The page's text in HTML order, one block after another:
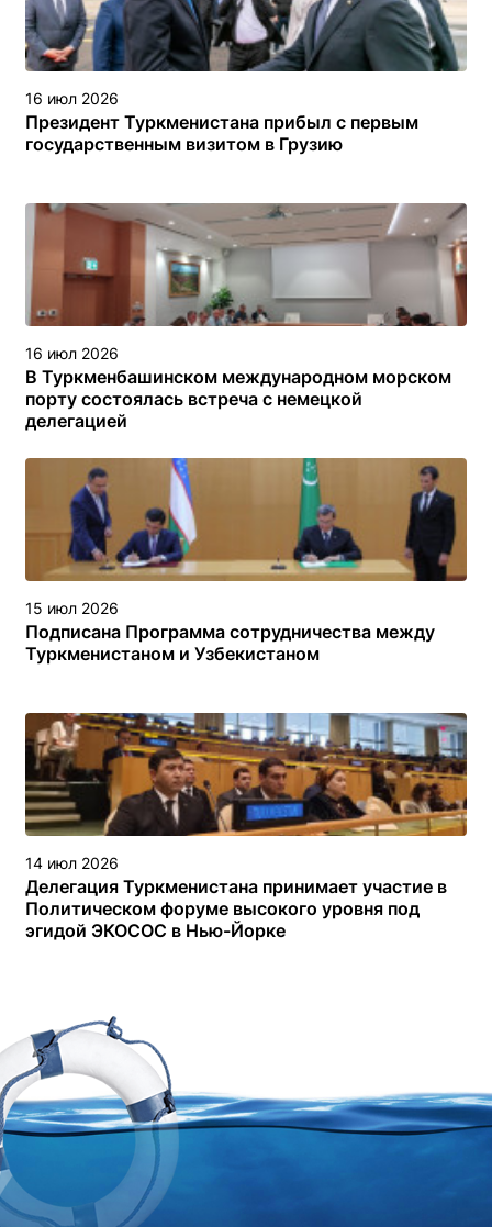
16 июл 2026
Президент Туркменистана прибыл с первым
государственным визитом в Грузию
16 июл 2026
В Туркменбашинском международном морском
порту состоялась встреча с немецкой
делегацией
15 июл 2026
Подписана Программа сотрудничества между
Туркменистаном и Узбекистаном
14 июл 2026
Делегация Туркменистана принимает участие в
Политическом форуме высокого уровня под
эгидой ЭКОСОС в Нью-Йорке